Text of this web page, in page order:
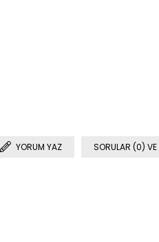
YORUM YAZ SORULAR (0)